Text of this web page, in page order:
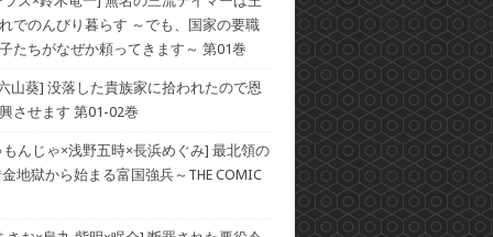
でのんびり暮らす ～でも、国家の要職
たちがなぜか頼ってきます～ 第01巻
山葵] 没落した貴族家に拾われたので恩
させます 第01-02巻
んじゃ×浅野五時×長浜めぐみ] 最北領の
地獄から始まる富国強兵～THE COMIC